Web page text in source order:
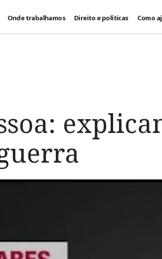
Onde trabalhamos Direito e políticas Como